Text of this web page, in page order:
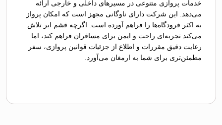
خدمات پروازی متنوعی در مسیرهای داخلی و خارجی ارائه
می‌دهد. این شرکت دارای ناوگانی مجهز است که امکان پرواز
به اکثر فرودگاه‌ها را فراهم آورده است. اگرچه قشم ایر تلاش
می‌کند تجربه‌ای راحت و ایمن برای مسافران فراهم کند، اما
رعایت دقیق مقررات و اطلاع از جزئیات قوانین پروازی، سفر
مطمئن‌تری برای شما به ارمغان می‌آورد.